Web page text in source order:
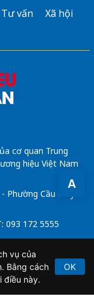
A
Tư vấn
Xã hội
cơ quan Trung
hiệu Việt Nam
Cầu Giấy -
093 172 5555
BTTTT do Bộ
vụ của
Bằng cách
điều này.
OK